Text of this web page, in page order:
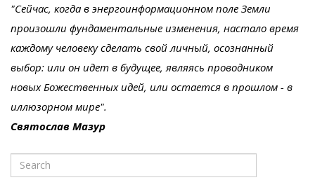
"Сейчас, когда в энергоинформационном поле Земли
произошли фундаментальные изменения, настало время
каждому человеку сделать свой личный, осознанный
выбор: или он идет в будущее, являясь проводником
новых Божественных идей, или остается в прошлом - в
иллюзорном мире".
Святослав Мазур